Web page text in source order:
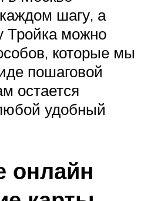
шагу, а
Тройка можно
которые мы
пошаговой
остается
удобный
онлайн